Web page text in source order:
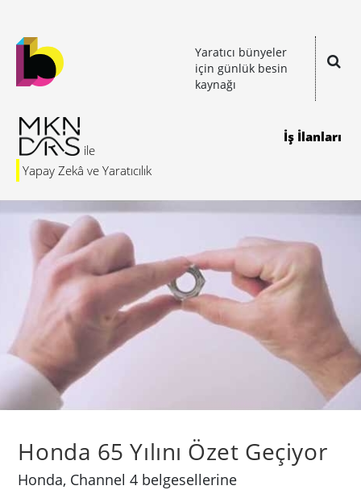
Yaratıcı bünyeler
için günlük besin
kaynağı
Yapay Zekâ ve Yaratıcılık
İş İlanları
Honda 65 Yılını Özet Geçiyor
Honda, Channel 4 belgesellerine